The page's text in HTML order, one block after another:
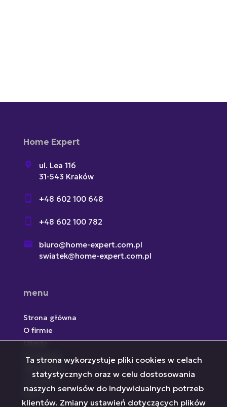
Home Expert
ul. Lea 116
31-543 Kraków
+48 602 100 648
+48 602 100 782
biuro@home-expert.com.pl
swiatek@home-expert.com.pl
menu
Strona główna
O firmie
Oferty
Inwestycje
Kontakt
Rodo
Ta strona wykorzystuje pliki cookies w celach
statystycznych oraz w celu dostosowania
naszych serwisów do indywidualnych potrzeb
klientów. Zmiany ustawień dotyczących plików